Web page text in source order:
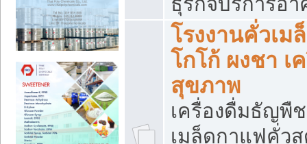
โรงงานคั่วเม
โกโก้ ผงชา เ
สุขภาพ
เครื่องดื่มธัญพื
เมล็ดกาแฟคั่ว